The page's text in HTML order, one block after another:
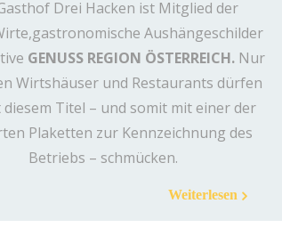
Drei Hacken ist Mitglied der
Aushängeschilder
GENUSS REGION ÖSTERREICH. Nur
Wirtshäuser und Restaurants dürfen
diesem Titel – und somit mit einer der
Plaketten zur Kennzeichnung des
Betriebs – schmücken.
Weiterlesen